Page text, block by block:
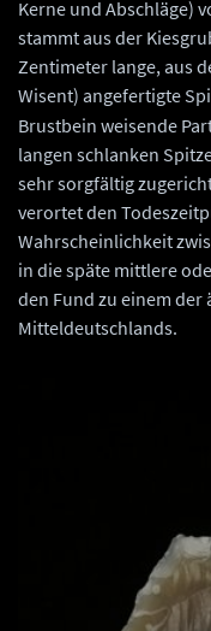
Kerne und Abschläge)
stammt aus der
Zentimeter lange, aus
Wisent) angefertigte
Brustbein weisende
langen schlanken
sehr sorgfältig
verortet den
Wahrscheinlichkeit
in die späte mittlere
den Fund zu einem
Mitteldeutschlands.